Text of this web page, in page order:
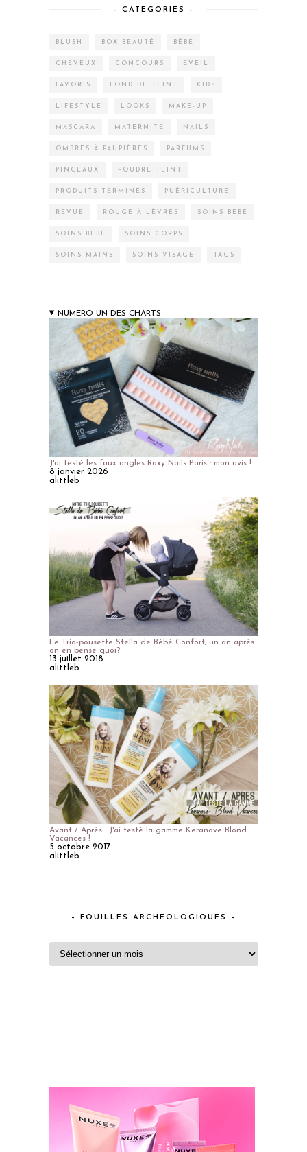
– CATEGORIES –
BLUSH BOX BEAUTÉ BÉBÉ
CHEVEUX CONCOURS EVEIL
FAVORIS FOND DE TEINT KIDS
LIFESTYLE LOOKS MAKE-UP
MASCARA MATERNITÉ NAILS
OMBRES À PAUPIÈRES PARFUMS
PINCEAUX POUDRE TEINT
PRODUITS TERMINÉS PUÉRICULTURE
REVUE ROUGE À LÈVRES SOINS BÉBÉ
SOINS BÉBÉ SOINS CORPS
SOINS MAINS SOINS VISAGE TAGS
NUMERO UN DES CHARTS
J'ai testé les faux ongles Roxy Nails Paris : mon avis !
8 janvier 2026
alittleb
Le Trio-pousette Stella de Bébé Confort, un an après
on en pense quoi?
13 juillet 2018
alittleb
Avant / Après : J'ai testé la gamme Keranove Blond
Vacances !
5 octobre 2017
alittleb
– FOUILLES ARCHEOLOGIQUES –